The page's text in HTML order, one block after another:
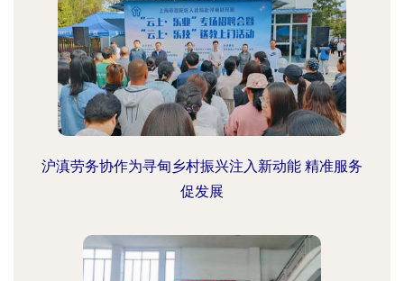
沪滇劳务协作为寻甸乡村振兴注入新动能 精准服务
促发展